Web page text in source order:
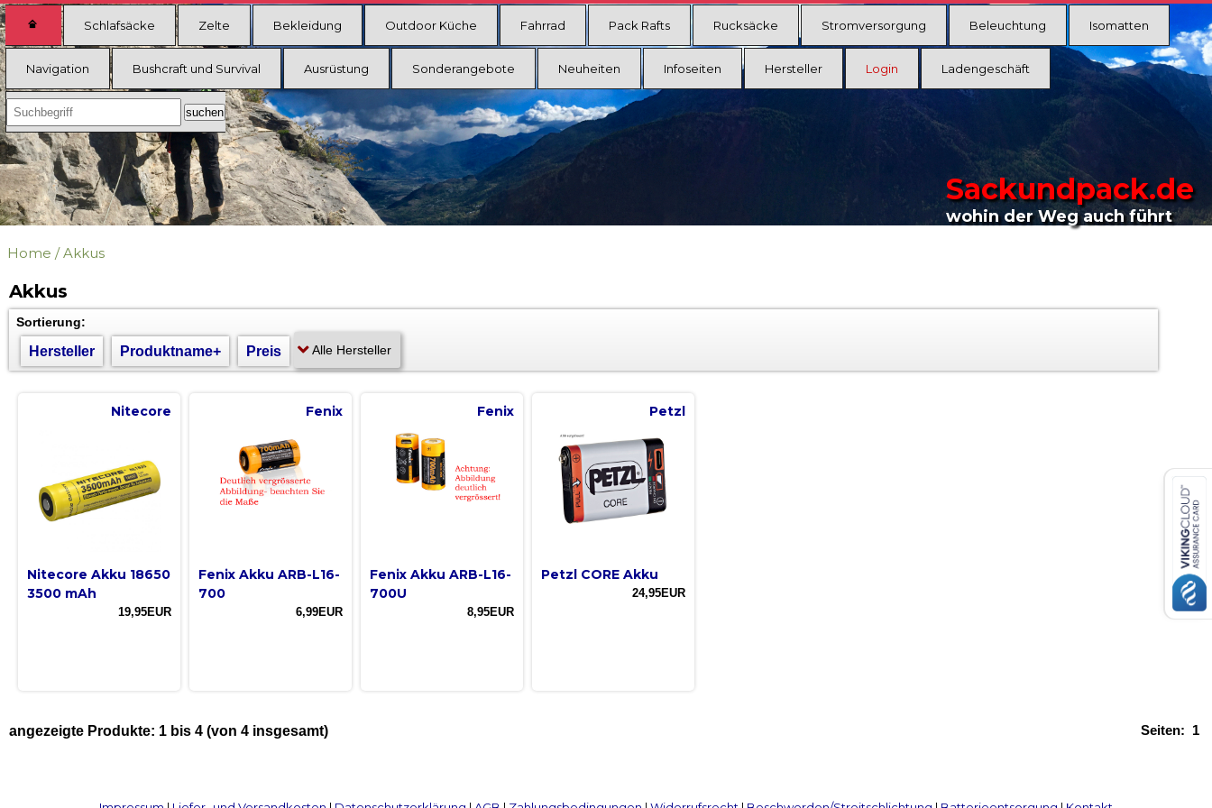
Schlafsäcke Zelte Bekleidung Outdoor Küche Fahrrad Pack Rafts Rucksäcke Stromversorgung Beleuchtung Isomatten
Navigation Bushcraft und Survival Ausrüstung Sonderangebote Neuheiten Infoseiten Hersteller Login Ladengeschäft
Sackundpack.de
wohin der Weg auch führt
Home /Akkus
Akkus
Sortierung:
Hersteller Produktname+ Preis
Nitecore
Nitecore Akku 18650
3500 mAh
19,95EUR
Fenix
Fenix Akku ARB-L16-
700
6,99EUR
Fenix
Fenix Akku ARB-L16-
700U
8,95EUR
Petzl
Petzl CORE Akku
24,95EUR
Seiten: 1
angezeigte Produkte: 1 bis 4 (von 4 insgesamt)